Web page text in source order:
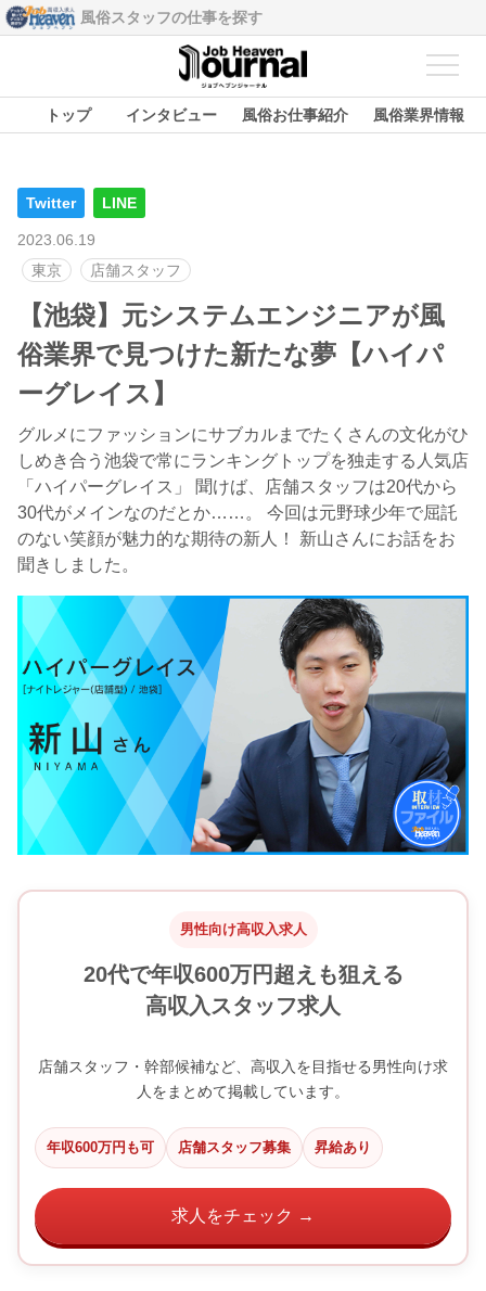
風俗スタッフの仕事を探す
トップ インタビュー 風俗お仕事紹介 風俗業界情報
2023.06.19
東京
店舗スタッフ
Twitter LINE
【池袋】元システムエンジニアが風
俗業界で見つけた新たな夢【ハイパ
ーグレイス】
グルメにファッションにサブカルまでたくさんの文化がひ
しめき合う池袋で常にランキングトップを独走する人気店
「ハイパーグレイス」 聞けば、店舗スタッフは20代から
30代がメインなのだとか……。 今回は元野球少年で屈託
のない笑顔が魅力的な期待の新人！ 新山さんにお話をお
聞きしました。
男性向け高収入求人
20代で年収600万円超えも狙える
高収入スタッフ求人
店舗スタッフ・幹部候補など、高収入を目指せる男性向け求
人をまとめて掲載しています。
年収600万円も可 店舗スタッフ募集 昇給あり
求人をチェック →